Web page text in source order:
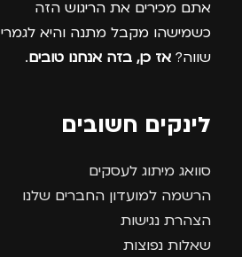
אתם מכירים את הריגוש הזה
כשמישהו מקבל מתנה והיא לגמרי
שווה? אז כן, בזה אנחנו טובים.
לינקים חשובים
סוואג מיתוג לעסקים
הרשמה למועדון החברים שלנו
הצהרת נגישות
שאלות נפוצות